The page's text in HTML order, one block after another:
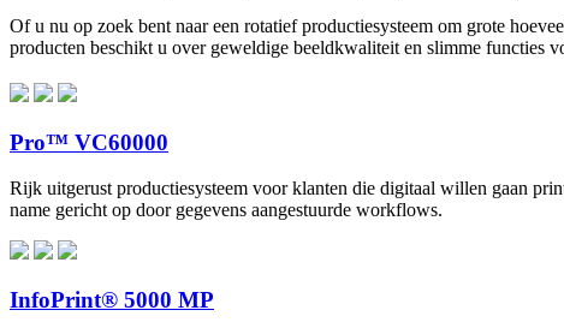
Of u nu op zoek bent naar een rotatief productiesysteem om grote
producten beschikt u over geweldige beeldkwaliteit en slimme functies
Pro™ VC60000
Rijk uitgerust productiesysteem voor klanten die digitaal willen gaan
name gericht op door gegevens aangestuurde workflows.
InfoPrint® 5000 MP